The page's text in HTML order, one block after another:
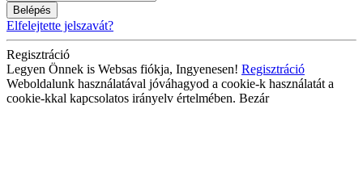
Belépés
Elfelejtette jelszavát?
Regisztráció
Legyen Önnek is Websas fiókja, Ingyenesen! Regisztráció
Weboldalunk használatával jóváhagyod a cookie-k használatát a
cookie-kkal kapcsolatos irányelv értelmében. Bezár